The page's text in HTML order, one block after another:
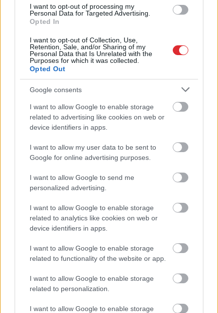
I want to opt-out of processing my
Personal Data for Targeted Advertising.
Opted In
I want to opt-out of Collection, Use,
Retention, Sale, and/or Sharing of my
Personal Data that Is Unrelated with the
Purposes for which it was collected.
Opted Out
Google consents
I want to allow Google to enable storage
related to advertising like cookies on web or
device identifiers in apps.
I want to allow my user data to be sent to
Google for online advertising purposes.
I want to allow Google to send me
personalized advertising.
I want to allow Google to enable storage
related to analytics like cookies on web or
device identifiers in apps.
I want to allow Google to enable storage
related to functionality of the website or app.
I want to allow Google to enable storage
related to personalization.
I want to allow Google to enable storage
TESTS.Tikai cilvēki ar
laucinieka DNS spēs
iegūt 80% šajā lauku
gudrību testā
Ceļojums atcelts, bet
naudas nav – tūrisma
klienti nonākuši
“Viņiem visa dzīve bija
priekšā!” Bauskas novadā
nošauto suņu saimnieks
tiesā nespēj valdīt asaras
Atcelt Ziņot